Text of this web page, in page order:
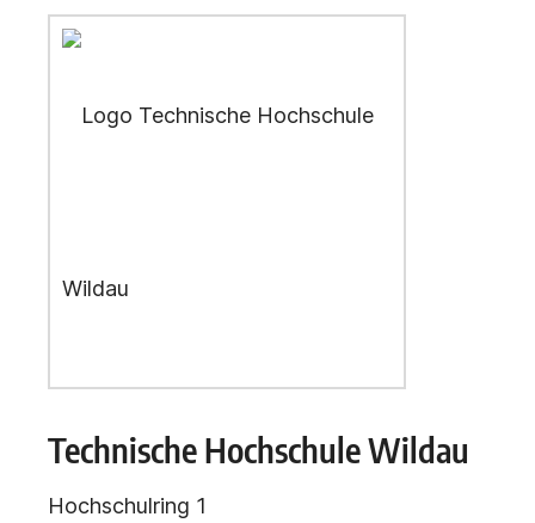
Technische Hochschule Wildau
Hochschulring 1